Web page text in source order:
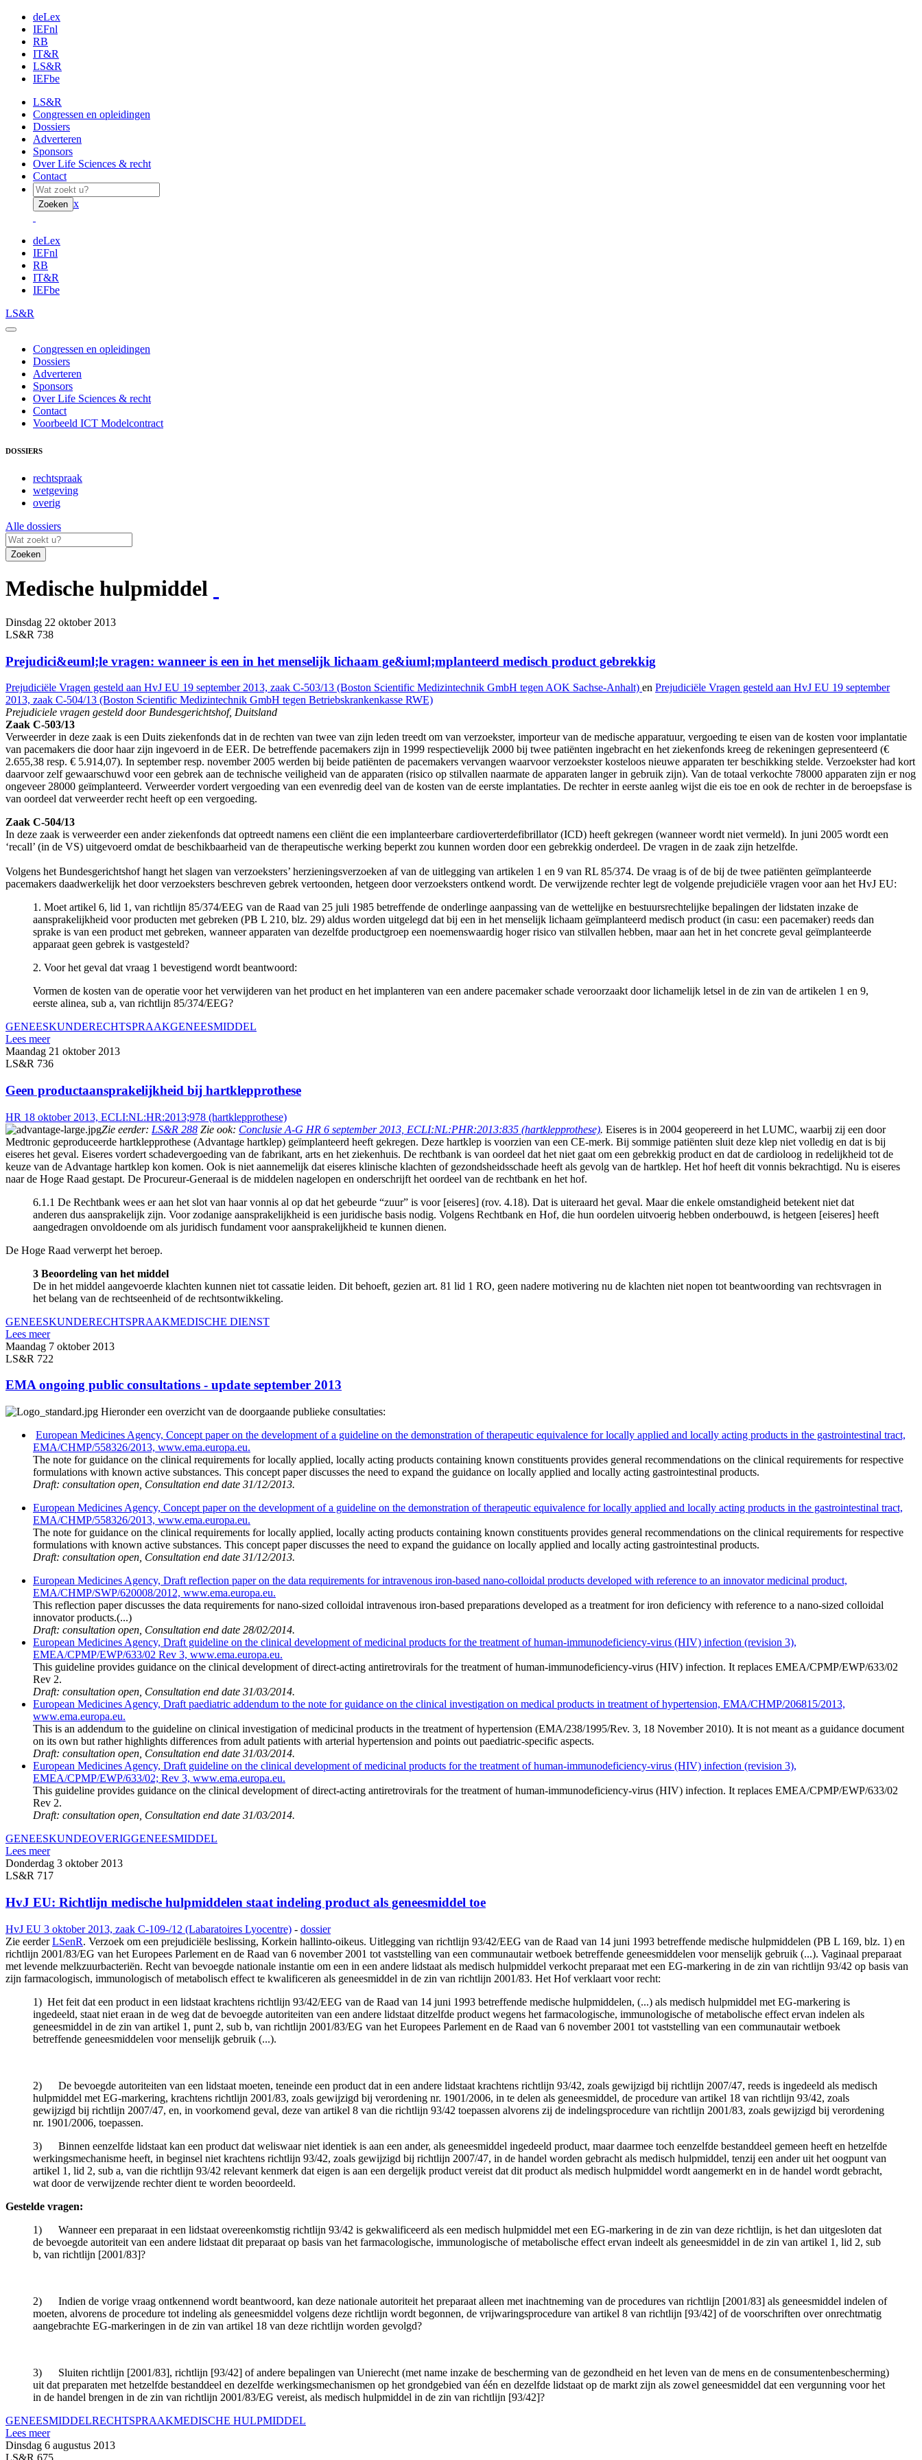
deLex
IEFnl
RB
IT&R
LS&R
IEFbe
LS&R
Congressen en opleidingen
Dossiers
Adverteren
Sponsors
Over Life Sciences & recht
Contact
Zoeken x
deLex
IEFnl
RB
IT&R
IEFbe
LS&R
Congressen en opleidingen
Dossiers
Adverteren
Sponsors
Over Life Sciences & recht
Contact
Voorbeeld ICT Modelcontract
DOSSIERS
rechtspraak
wetgeving
overig
Alle dossiers
Zoeken
Medische hulpmiddel
Dinsdag 22 oktober 2013
LS&R 738
Prejudici&euml;le vragen: wanneer is een in het menselijk lichaam ge&iuml;mplanteerd medisch product gebrekkig
Prejudiciële Vragen gesteld aan HvJ EU 19 september 2013, zaak C-503/13 (Boston Scientific Medizintechnik GmbH tegen AOK Sachse-Anhalt) en Prejudiciële Vragen gesteld aan HvJ EU 19 september
2013, zaak C-504/13 (Boston Scientific Medizintechnik GmbH tegen Betriebskrankenkasse RWE)
Prejudiciele vragen gesteld door Bundesgerichtshof, Duitsland
Zaak C-503/13
Verweerder in deze zaak is een Duits ziekenfonds dat in de rechten van twee van zijn leden treedt om van verzoekster, importeur van de medische apparatuur, vergoeding te eisen van de kosten voor implantatie
van pacemakers die door haar zijn ingevoerd in de EER. De betreffende pacemakers zijn in 1999 respectievelijk 2000 bij twee patiënten ingebracht en het ziekenfonds kreeg de rekeningen gepresenteerd (€
2.655,38 resp. € 5.914,07). In september resp. november 2005 werden bij beide patiënten de pacemakers vervangen waarvoor verzoekster kosteloos nieuwe apparaten ter beschikking stelde. Verzoekster had kort
daarvoor zelf gewaarschuwd voor een gebrek aan de technische veiligheid van de apparaten (risico op stilvallen naarmate de apparaten langer in gebruik zijn). Van de totaal verkochte 78000 apparaten zijn er nog
ongeveer 28000 geïmplanteerd. Verweerder vordert vergoeding van een evenredig deel van de kosten van de eerste implantaties. De rechter in eerste aanleg wijst die eis toe en ook de rechter in de beroepsfase is
van oordeel dat verweerder recht heeft op een vergoeding.
Zaak C-504/13
In deze zaak is verweerder een ander ziekenfonds dat optreedt namens een cliënt die een implanteerbare cardioverterdefibrillator (ICD) heeft gekregen (wanneer wordt niet vermeld). In juni 2005 wordt een
‘recall’ (in de VS) uitgevoerd omdat de beschikbaarheid van de therapeutische werking beperkt zou kunnen worden door een gebrekkig onderdeel. De vragen in de zaak zijn hetzelfde.
Volgens het Bundesgerichtshof hangt het slagen van verzoeksters’ herzieningsverzoeken af van de uitlegging van artikelen 1 en 9 van RL 85/374. De vraag is of de bij de twee patiënten geïmplanteerde
pacemakers daadwerkelijk het door verzoeksters beschreven gebrek vertoonden, hetgeen door verzoeksters ontkend wordt. De verwijzende rechter legt de volgende prejudiciële vragen voor aan het HvJ EU:
1. Moet artikel 6, lid 1, van richtlijn 85/374/EEG van de Raad van 25 juli 1985 betreffende de onderlinge aanpassing van de wettelijke en bestuursrechtelijke bepalingen der lidstaten inzake de
aansprakelijkheid voor producten met gebreken (PB L 210, blz. 29) aldus worden uitgelegd dat bij een in het menselijk lichaam geïmplanteerd medisch product (in casu: een pacemaker) reeds dan
sprake is van een product met gebreken, wanneer apparaten van dezelfde productgroep een noemenswaardig hoger risico van stilvallen hebben, maar aan het in het concrete geval geïmplanteerde
apparaat geen gebrek is vastgesteld?
2. Voor het geval dat vraag 1 bevestigend wordt beantwoord:
Vormen de kosten van de operatie voor het verwijderen van het product en het implanteren van een andere pacemaker schade veroorzaakt door lichamelijk letsel in de zin van de artikelen 1 en 9,
eerste alinea, sub a, van richtlijn 85/374/EEG?
GENEESKUNDERECHTSPRAAKGENEESMIDDEL
Lees meer
Maandag 21 oktober 2013
LS&R 736
Geen productaansprakelijkheid bij hartklepprothese
HR 18 oktober 2013, ECLI:NL:HR:2013;978 (hartklepprothese)
Zie eerder: LS&R 288 Zie ook: Conclusie A-G HR 6 september 2013, ECLI:NL:PHR:2013:835 (hartklepprothese). Eiseres is in 2004 geopereerd in het LUMC, waarbij zij een door
Medtronic geproduceerde hartklepprothese (Advantage hartklep) geïmplanteerd heeft gekregen. Deze hartklep is voorzien van een CE-merk. Bij sommige patiënten sluit deze klep niet volledig en dat is bij
eiseres het geval. Eiseres vordert schadevergoeding van de fabrikant, arts en het ziekenhuis. De rechtbank is van oordeel dat het niet gaat om een gebrekkig product en dat de cardioloog in redelijkheid tot de
keuze van de Advantage hartklep kon komen. Ook is niet aannemelijk dat eiseres klinische klachten of gezondsheidsschade heeft als gevolg van de hartklep. Het hof heeft dit vonnis bekrachtigd. Nu is eiseres
naar de Hoge Raad gestapt. De Procureur-Generaal is de middelen nagelopen en onderschrijft het oordeel van de rechtbank en het hof.
6.1.1 De Rechtbank wees er aan het slot van haar vonnis al op dat het gebeurde “zuur” is voor [eiseres] (rov. 4.18). Dat is uiteraard het geval. Maar die enkele omstandigheid betekent niet dat
anderen dus aansprakelijk zijn. Voor zodanige aansprakelijkheid is een juridische basis nodig. Volgens Rechtbank en Hof, die hun oordelen uitvoerig hebben onderbouwd, is hetgeen [eiseres] heeft
aangedragen onvoldoende om als juridisch fundament voor aansprakelijkheid te kunnen dienen.
De Hoge Raad verwerpt het beroep.
3 Beoordeling van het middel
De in het middel aangevoerde klachten kunnen niet tot cassatie leiden. Dit behoeft, gezien art. 81 lid 1 RO, geen nadere motivering nu de klachten niet nopen tot beantwoording van rechtsvragen in
het belang van de rechtseenheid of de rechtsontwikkeling.
GENEESKUNDERECHTSPRAAKMEDISCHE DIENST
Lees meer
Maandag 7 oktober 2013
LS&R 722
EMA ongoing public consultations - update september 2013
Hieronder een overzicht van de doorgaande publieke consultaties:
European Medicines Agency, Concept paper on the development of a guideline on the demonstration of therapeutic equivalence for locally applied and locally acting products in the gastrointestinal tract,
EMA/CHMP/558326/2013, www.ema.europa.eu.
The note for guidance on the clinical requirements for locally applied, locally acting products containing known constituents provides general recommendations on the clinical requirements for respective
formulations with known active substances. This concept paper discusses the need to expand the guidance on locally applied and locally acting gastrointestinal products.
Draft: consultation open, Consultation end date 31/12/2013.
European Medicines Agency, Concept paper on the development of a guideline on the demonstration of therapeutic equivalence for locally applied and locally acting products in the gastrointestinal tract,
EMA/CHMP/558326/2013, www.ema.europa.eu.
The note for guidance on the clinical requirements for locally applied, locally acting products containing known constituents provides general recommendations on the clinical requirements for respective
formulations with known active substances. This concept paper discusses the need to expand the guidance on locally applied and locally acting gastrointestinal products.
Draft: consultation open, Consultation end date 31/12/2013.
European Medicines Agency, Draft reflection paper on the data requirements for intravenous iron-based nano-colloidal products developed with reference to an innovator medicinal product,
EMA/CHMP/SWP/620008/2012, www.ema.europa.eu.
This reflection paper discusses the data requirements for nano-sized colloidal intravenous iron-based preparations developed as a treatment for iron deficiency with reference to a nano-sized colloidal
innovator products.(...)
Draft: consultation open, Consultation end date 28/02/2014.
European Medicines Agency, Draft guideline on the clinical development of medicinal products for the treatment of human-immunodeficiency-virus (HIV) infection (revision 3),
EMEA/CPMP/EWP/633/02 Rev 3, www.ema.europa.eu.
This guideline provides guidance on the clinical development of direct-acting antiretrovirals for the treatment of human-immunodeficiency-virus (HIV) infection. It replaces EMEA/CPMP/EWP/633/02
Rev 2.
Draft: consultation open, Consultation end date 31/03/2014.
European Medicines Agency, Draft paediatric addendum to the note for guidance on the clinical investigation on medical products in treatment of hypertension, EMA/CHMP/206815/2013,
www.ema.europa.eu.
This is an addendum to the guideline on clinical investigation of medicinal products in the treatment of hypertension (EMA/238/1995/Rev. 3, 18 November 2010). It is not meant as a guidance document
on its own but rather highlights differences from adult patients with arterial hypertension and points out paediatric-specific aspects.
Draft: consultation open, Consultation end date 31/03/2014.
European Medicines Agency, Draft guideline on the clinical development of medicinal products for the treatment of human-immunodeficiency-virus (HIV) infection (revision 3),
EMEA/CPMP/EWP/633/02; Rev 3, www.ema.europa.eu.
This guideline provides guidance on the clinical development of direct-acting antiretrovirals for the treatment of human-immunodeficiency-virus (HIV) infection. It replaces EMEA/CPMP/EWP/633/02
Rev 2.
Draft: consultation open, Consultation end date 31/03/2014.
GENEESKUNDEOVERIGGENEESMIDDEL
Lees meer
Donderdag 3 oktober 2013
LS&R 717
HvJ EU: Richtlijn medische hulpmiddelen staat indeling product als geneesmiddel toe
HvJ EU 3 oktober 2013, zaak C-109-/12 (Labaratoires Lyocentre) - dossier
Zie eerderLSenR. Verzoek om een prejudiciële beslissing, Korkein hallinto-oikeus. Uitlegging van richtlijn 93/42/EEG van de Raad van 14 juni 1993 betreffende medische hulpmiddelen (PB L 169, blz. 1) en
richtlijn 2001/83/EG van het Europees Parlement en de Raad van 6 november 2001 tot vaststelling van een communautair wetboek betreffende geneesmiddelen voor menselijk gebruik (...). Vaginaal preparaat
met levende melkzuurbacteriën. Recht van bevoegde nationale instantie om een in een andere lidstaat als medisch hulpmiddel verkocht preparaat met een EG-markering in de zin van richtlijn 93/42 op basis van
zijn farmacologisch, immunologisch of metabolisch effect te kwalificeren als geneesmiddel in de zin van richtlijn 2001/83. Het Hof verklaart voor recht:
1) Het feit dat een product in een lidstaat krachtens richtlijn 93/42/EEG van de Raad van 14 juni 1993 betreffende medische hulpmiddelen, (...) als medisch hulpmiddel met EG-markering is
ingedeeld, staat niet eraan in de weg dat de bevoegde autoriteiten van een andere lidstaat ditzelfde product wegens het farmacologische, immunologische of metabolische effect ervan indelen als
geneesmiddel in de zin van artikel 1, punt 2, sub b, van richtlijn 2001/83/EG van het Europees Parlement en de Raad van 6 november 2001 tot vaststelling van een communautair wetboek
betreffende geneesmiddelen voor menselijk gebruik (...).
2) De bevoegde autoriteiten van een lidstaat moeten, teneinde een product dat in een andere lidstaat krachtens richtlijn 93/42, zoals gewijzigd bij richtlijn 2007/47, reeds is ingedeeld als medisch
hulpmiddel met EG-markering, krachtens richtlijn 2001/83, zoals gewijzigd bij verordening nr. 1901/2006, in te delen als geneesmiddel, de procedure van artikel 18 van richtlijn 93/42, zoals
gewijzigd bij richtlijn 2007/47, en, in voorkomend geval, deze van artikel 8 van die richtlijn 93/42 toepassen alvorens zij de indelingsprocedure van richtlijn 2001/83, zoals gewijzigd bij verordening
nr. 1901/2006, toepassen.
3) Binnen eenzelfde lidstaat kan een product dat weliswaar niet identiek is aan een ander, als geneesmiddel ingedeeld product, maar daarmee toch eenzelfde bestanddeel gemeen heeft en hetzelfde
werkingsmechanisme heeft, in beginsel niet krachtens richtlijn 93/42, zoals gewijzigd bij richtlijn 2007/47, in de handel worden gebracht als medisch hulpmiddel, tenzij een ander uit het oogpunt van
artikel 1, lid 2, sub a, van die richtlijn 93/42 relevant kenmerk dat eigen is aan een dergelijk product vereist dat dit product als medisch hulpmiddel wordt aangemerkt en in de handel wordt gebracht,
wat door de verwijzende rechter dient te worden beoordeeld.
Gestelde vragen:
1) Wanneer een preparaat in een lidstaat overeenkomstig richtlijn 93/42 is gekwalificeerd als een medisch hulpmiddel met een EG-markering in de zin van deze richtlijn, is het dan uitgesloten dat
de bevoegde autoriteit van een andere lidstaat dit preparaat op basis van het farmacologische, immunologische of metabolische effect ervan indeelt als geneesmiddel in de zin van artikel 1, lid 2, sub
b, van richtlijn [2001/83]?
2) Indien de vorige vraag ontkennend wordt beantwoord, kan deze nationale autoriteit het preparaat alleen met inachtneming van de procedures van richtlijn [2001/83] als geneesmiddel indelen of
moeten, alvorens de procedure tot indeling als geneesmiddel volgens deze richtlijn wordt begonnen, de vrijwaringsprocedure van artikel 8 van richtlijn [93/42] of de voorschriften over onrechtmatig
aangebrachte EG-markeringen in de zin van artikel 18 van deze richtlijn worden gevolgd?
3) Sluiten richtlijn [2001/83], richtlijn [93/42] of andere bepalingen van Unierecht (met name inzake de bescherming van de gezondheid en het leven van de mens en de consumentenbescherming)
uit dat preparaten met hetzelfde bestanddeel en dezelfde werkingsmechanismen op het grondgebied van één en dezelfde lidstaat op de markt zijn als zowel geneesmiddel dat een vergunning voor het
in de handel brengen in de zin van richtlijn 2001/83/EG vereist, als medisch hulpmiddel in de zin van richtlijn [93/42]?
GENEESMIDDELRECHTSPRAAKMEDISCHE HULPMIDDEL
Lees meer
Dinsdag 6 augustus 2013
LS&R 675